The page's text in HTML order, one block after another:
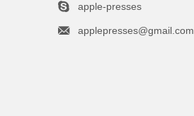
apple-presses
applepresses@gmail.com